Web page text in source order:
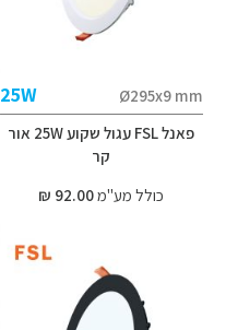
Ø295x9 mm
25W
פאנל FSL עגול שקוע 25W אור
קר
כולל מע"מ92.00 ₪